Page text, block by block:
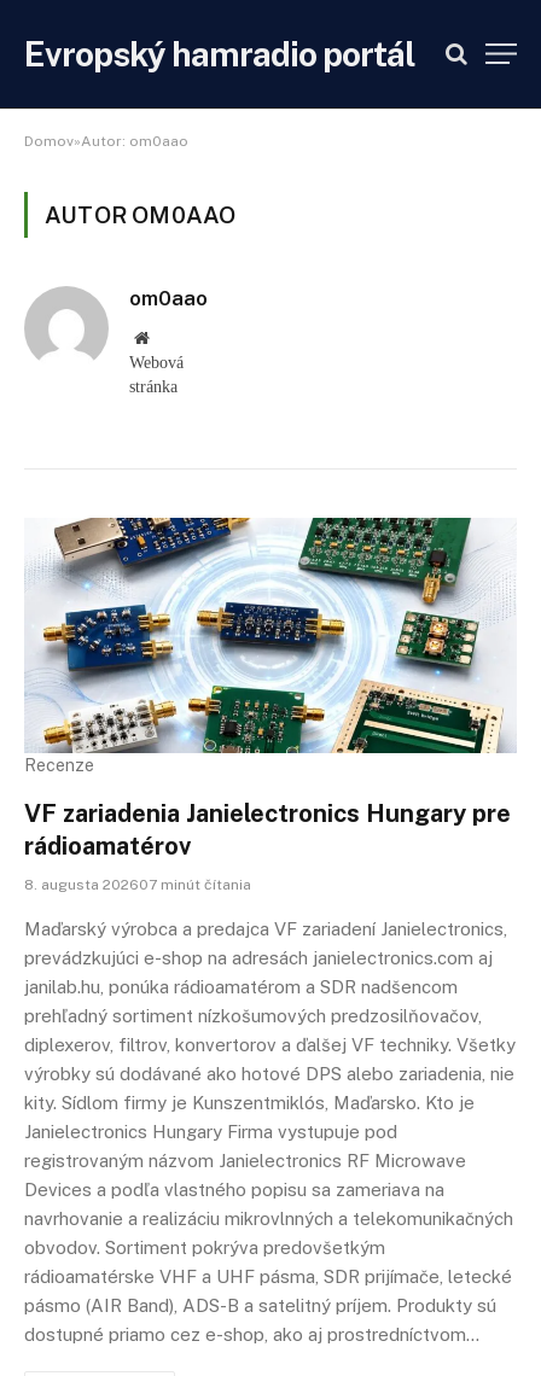
Evropský hamradio portál
Domov»Autor: om0aao
AUTOR OM0AAO
om0aao
Webová
stránka
Recenze
VF zariadenia Janielectronics Hungary pre
rádioamatérov
8. augusta 202607 minút čítania
Maďarský výrobca a predajca VF zariadení Janielectronics,
prevádzkujúci e-shop na adresách janielectronics.com aj
janilab.hu, ponúka rádioamatérom a SDR nadšencom
prehľadný sortiment nízkošumových predzosilňovačov,
diplexerov, filtrov, konvertorov a ďalšej VF techniky. Všetky
výrobky sú dodávané ako hotové DPS alebo zariadenia, nie
kity. Sídlom firmy je Kunszentmiklós, Maďarsko. Kto je
Janielectronics Hungary Firma vystupuje pod
registrovaným názvom Janielectronics RF Microwave
Devices a podľa vlastného popisu sa zameriava na
navrhovanie a realizáciu mikrovlnných a telekomunikačných
obvodov. Sortiment pokrýva predovšetkým
rádioamatérske VHF a UHF pásma, SDR prijímače, letecké
pásmo (AIR Band), ADS-B a satelitný príjem. Produkty sú
dostupné priamo cez e-shop, ako aj prostredníctvom…